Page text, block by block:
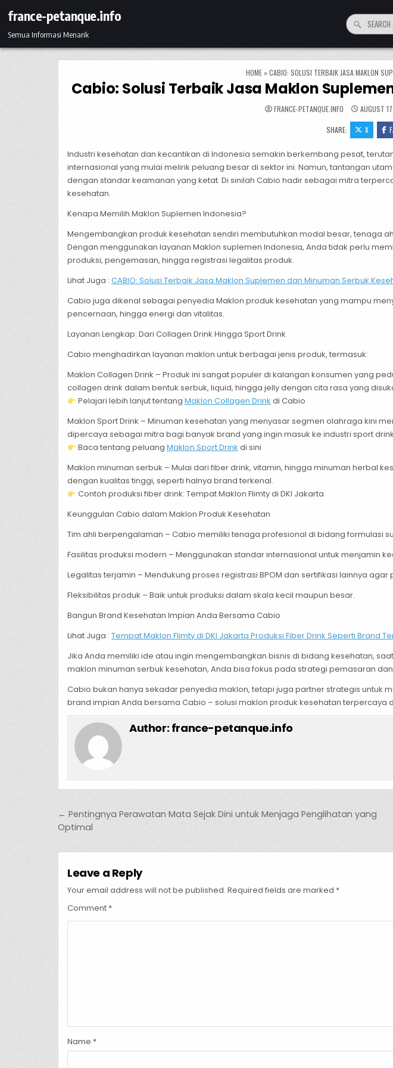
france-petanque.info
Semua Informasi Menarik
Search for:
HOME »CABIO: SOLUSI TERBAIK JASA MAKLON
Cabio: Solusi Terbaik Jasa Maklon
FRANCE-PETANQUE.INFO AUGUST
SHARE: X
Industri kesehatan dan kecantikan di Indonesia semakin berkembang pesat,
internasional yang mulai melirik peluang besar di sektor ini. Namun, tantangan
dengan standar keamanan yang ketat. Di sinilah Cabio hadir sebagai mitra
kesehatan.
Kenapa Memilih Maklon Suplemen Indonesia?
Mengembangkan produk kesehatan sendiri membutuhkan modal besar, tenaga
Dengan menggunakan layanan Maklon suplemen Indonesia, Anda tidak perlu
produksi, pengemasan, hingga registrasi legalitas produk.
Lihat Juga : CABIO: Solusi Terbaik Jasa Maklon Suplemen dan Minuman Serbuk
Cabio juga dikenal sebagai penyedia Maklon produk kesehatan yang mampu
pencernaan, hingga energi dan vitalitas.
Layanan Lengkap: Dari Collagen Drink Hingga Sport Drink
Cabio menghadirkan layanan maklon untuk berbagai jenis produk, termasuk:
Maklon Collagen Drink – Produk ini sangat populer di kalangan konsumen yang
collagen drink dalam bentuk serbuk, liquid, hingga jelly dengan cita rasa yang
Pelajari lebih lanjut tentang Maklon Collagen Drink di Cabio
Maklon Sport Drink – Minuman kesehatan yang menyasar segmen olahraga kini
dipercaya sebagai mitra bagi banyak brand yang ingin masuk ke industri sport
Baca tentang peluang Maklon Sport Drink di sini
Maklon minuman serbuk – Mulai dari fiber drink, vitamin, hingga minuman herbal
dengan kualitas tinggi, seperti halnya brand terkenal.
Contoh produksi fiber drink: Tempat Maklon Flimty di DKI Jakarta
Keunggulan Cabio dalam Maklon Produk Kesehatan
Tim ahli berpengalaman – Cabio memiliki tenaga profesional di bidang formulasi
Fasilitas produksi modern – Menggunakan standar internasional untuk menjamin
Legalitas terjamin – Mendukung proses registrasi BPOM dan sertifikasi lainnya
Fleksibilitas produk – Baik untuk produksi dalam skala kecil maupun besar.
Bangun Brand Kesehatan Impian Anda Bersama Cabio
Lihat Juga : Tempat Maklon Flimty di DKI Jakarta Produksi Fiber Drink Seperti Brand
Jika Anda memiliki ide atau ingin mengembangkan bisnis di bidang kesehatan,
maklon minuman serbuk kesehatan, Anda bisa fokus pada strategi pemasaran
Cabio bukan hanya sekadar penyedia maklon, tetapi juga partner strategis untuk
brand impian Anda bersama Cabio – solusi maklon produk kesehatan terpercaya
Author: france-petanque.info
Post navigation
← Pentingnya Perawatan Mata Sejak Dini untuk Menjaga Penglihatan yang
Optimal
Leave a Reply
Your email address will not be published. Required fields are marked *
Comment *
Name *